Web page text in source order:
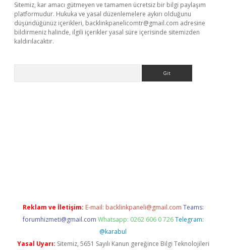
Sitemiz, kar amacı gütmeyen ve tamamen ücretsiz bir bilgi paylaşım
platformudur. Hukuka ve yasal düzenlemelere aykırı olduğunu
düşündüğünüz içerikleri, backlinkpanelicomtr@gmail.com adresine
bildirmeniz halinde, ilgili içerikler yasal süre içerisinde sitemizden
kaldırılacaktır.
Reklam ve İletişim: E-mail: backlinkpaneli@gmail.com Teams:
forumhizmeti@gmail.com Whatsapp: 0262 606 0 726 Telegram:
@karabul
Yasal Uyarı: Sitemiz, 5651 Sayılı Kanun gereğince Bilgi Teknolojileri